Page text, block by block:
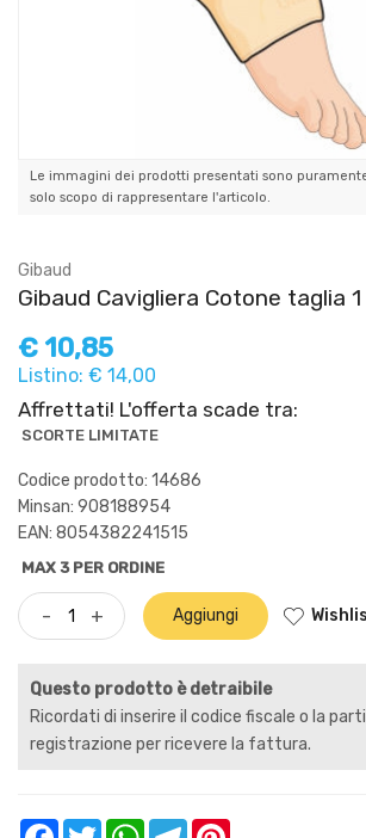
Le immagini dei prodotti presentati sono
solo scopo di rappresentare l'articolo.
Gibaud
Gibaud Cavigliera Cotone taglia 1
€ 10,85
Listino: € 14,00
Affrettati! L'offerta scade tra:
SCORTE LIMITATE
Codice prodotto: 14686
Minsan: 908188954
EAN: 8054382241515
MAX 3 PER ORDINE
- + Aggiungi
Questo prodotto è detraibile
Ricordati di inserire il codice fiscale o la
registrazione per ricevere la fattura.
FacebookTwitterWhatsAppTelegram